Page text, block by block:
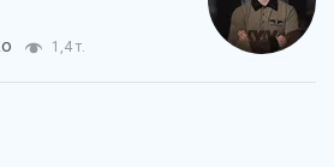
1,4 т.